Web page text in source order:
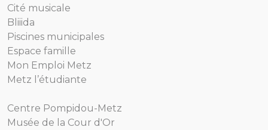
Cité musicale
Bliiida
Piscines municipales
Espace famille
Mon Emploi Metz
Metz l’étudiante
Centre Pompidou-Metz
Musée de la Cour d'Or